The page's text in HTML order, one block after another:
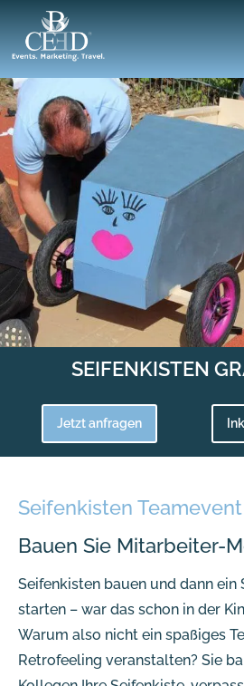
SEIFENKISTEN
Jetzt anfragen
Seifenkisten Teamevent
Bauen Sie Mitarbeiter-
Seifenkisten bauen und dann ein
starten – war das schon in der
Warum also nicht ein spaßiges
Retrofeeling veranstalten? Sie